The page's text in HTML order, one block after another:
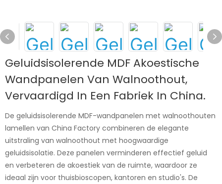
Geluidsisolerende MDF Akoestische
Wandpanelen Van Walnoothout,
Vervaardigd In Een Fabriek In China.
De geluidsisolerende MDF-wandpanelen met walnoothouten
lamellen van China Factory combineren de elegante
uitstraling van walnoothout met hoogwaardige
geluidsisolatie. Deze panelen verminderen effectief geluid
en verbeteren de akoestiek van de ruimte, waardoor ze
ideaal zijn voor thuisbioscopen, kantoren en studio's. De